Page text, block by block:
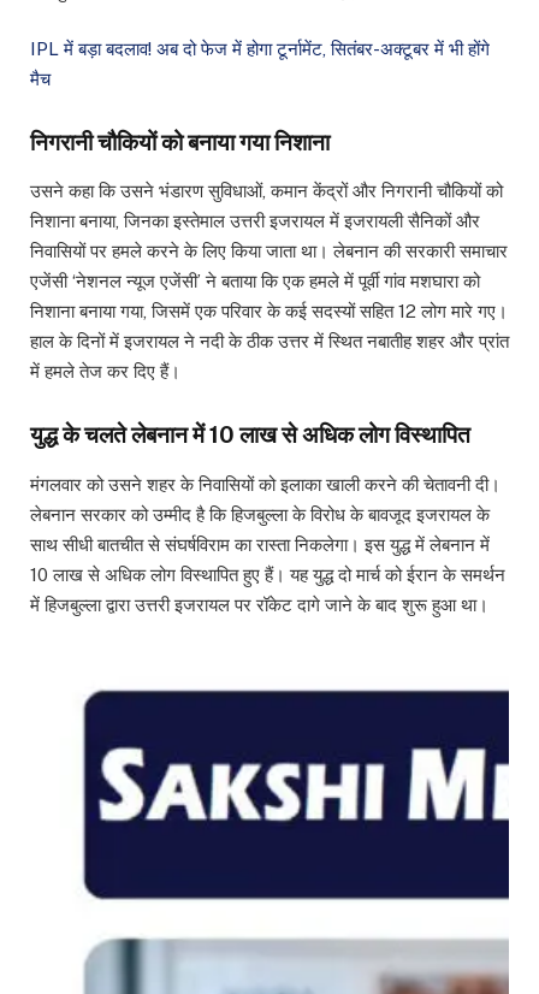
IPL में बड़ा बदलाव! अब दो फेज में होगा टूर्नामेंट, सितंबर-अक्टूबर में भी होंगे
मैच
निगरानी चौकियों को बनाया गया निशाना
उसने कहा कि उसने भंडारण सुविधाओं, कमान केंद्रों और निगरानी चौकियों को
निशाना बनाया, जिनका इस्तेमाल उत्तरी इजरायल में इजरायली सैनिकों और
निवासियों पर हमले करने के लिए किया जाता था। लेबनान की सरकारी समाचार
एजेंसी ‘नेशनल न्यूज एजेंसी’ ने बताया कि एक हमले में पूर्वी गांव मशघारा को
निशाना बनाया गया, जिसमें एक परिवार के कई सदस्यों सहित 12 लोग मारे गए।
हाल के दिनों में इजरायल ने नदी के ठीक उत्तर में स्थित नबातीह शहर और प्रांत
में हमले तेज कर दिए हैं।
युद्ध के चलते लेबनान में 10 लाख से अधिक लोग विस्थापित
मंगलवार को उसने शहर के निवासियों को इलाका खाली करने की चेतावनी दी।
लेबनान सरकार को उम्मीद है कि हिजबुल्ला के विरोध के बावजूद इजरायल के
साथ सीधी बातचीत से संघर्षविराम का रास्ता निकलेगा। इस युद्ध में लेबनान में
10 लाख से अधिक लोग विस्थापित हुए हैं। यह युद्ध दो मार्च को ईरान के समर्थन
में हिजबुल्ला द्वारा उत्तरी इजरायल पर रॉकेट दागे जाने के बाद शुरू हुआ था।